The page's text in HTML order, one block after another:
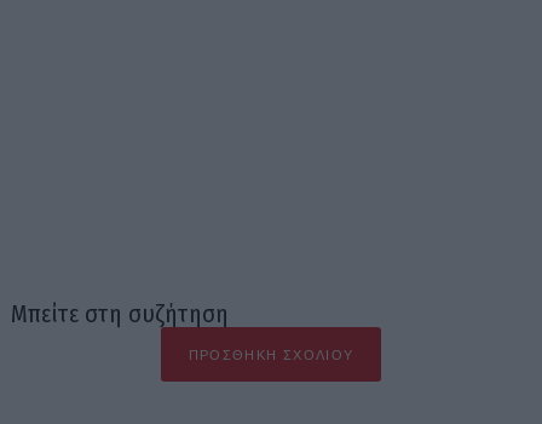
Μπείτε στη συζήτηση
ΠΡΟΣΘΉΚΗ ΣΧΟΛΊΟΥ